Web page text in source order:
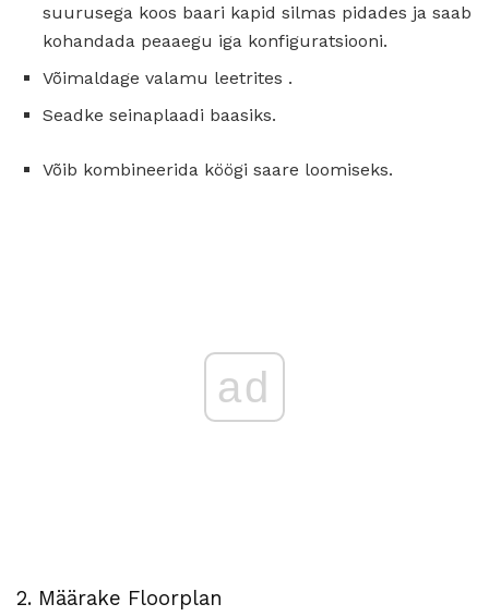
suurusega koos baari kapid silmas pidades ja saab
kohandada peaaegu iga konfiguratsiooni.
Võimaldage valamu leetrites .
Seadke seinaplaadi baasiks.
Võib kombineerida köögi saare loomiseks.
ad
2. Määrake Floorplan